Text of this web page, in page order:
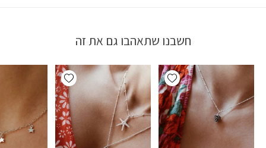
חשבנו שתאהבו גם את זה
Add wishlist
Add wishlist